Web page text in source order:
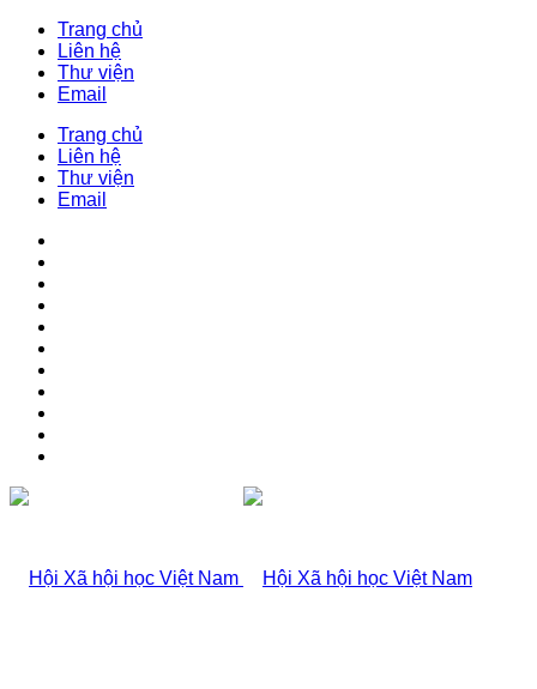
Trang chủ
Liên hệ
Thư viện
Email
Trang chủ
Liên hệ
Thư viện
Email